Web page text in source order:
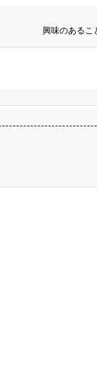
興味のあるこ